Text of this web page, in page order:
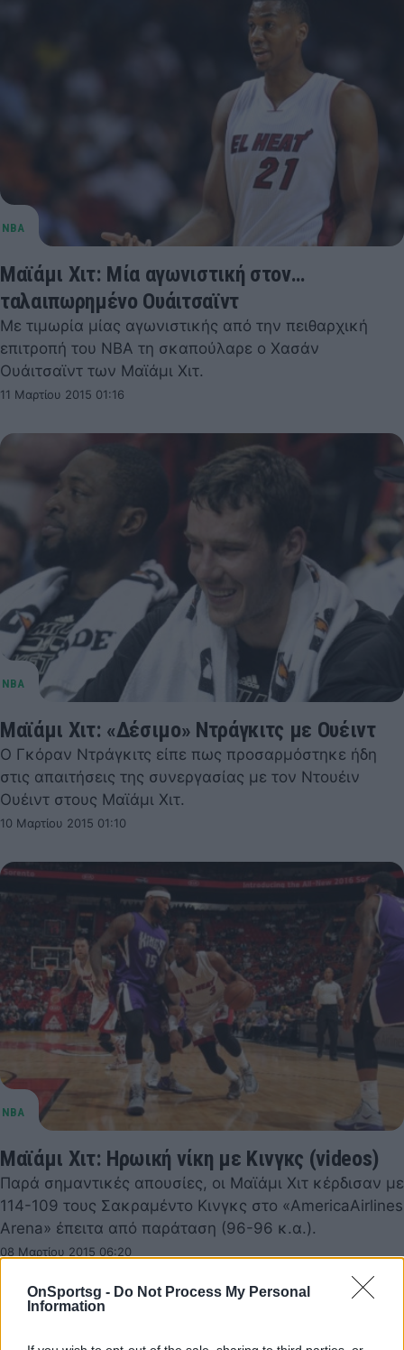
OnSportsg - Do Not Process My Personal
Information
Μαϊάμι Χιτ: Μία αγωνιστική στον…
ταλαιπωρημένο Ουάιτσαϊντ
Με τιμωρία μίας αγωνιστικής από την πειθαρχική
επιτροπή του NBA τη σκαπούλαρε ο Χασάν
Ουάιτσαϊντ των Μαϊάμι Χιτ.
11 Μαρτίου 2015 01:16
Μαϊάμι Χιτ: «Δέσιμο» Ντράγκιτς με Ουέιντ
Ο Γκόραν Ντράγκιτς είπε πως προσαρμόστηκε ήδη
στις απαιτήσεις της συνεργασίας με τον Ντουέιν
Ουέιντ στους Μαϊάμι Χιτ.
10 Μαρτίου 2015 01:10
Μαϊάμι Χιτ: Ηρωική νίκη με Κινγκς (videos)
Παρά σημαντικές απουσίες, οι Μαϊάμι Χιτ κέρδισαν με
114-109 τους Σακραμέντο Κινγκς στο «AmericaAirlines
Arena» έπειτα από παράταση (96-96 κ.α.).
08 Μαρτίου 2015 06:20